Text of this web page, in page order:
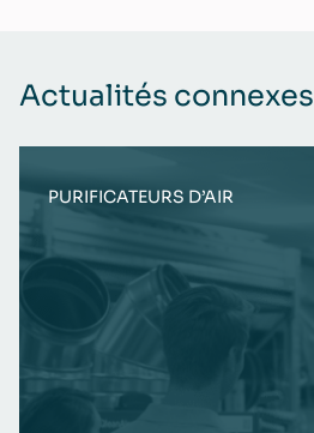
Actualités connexes
PURIFICATEURS D’AIR